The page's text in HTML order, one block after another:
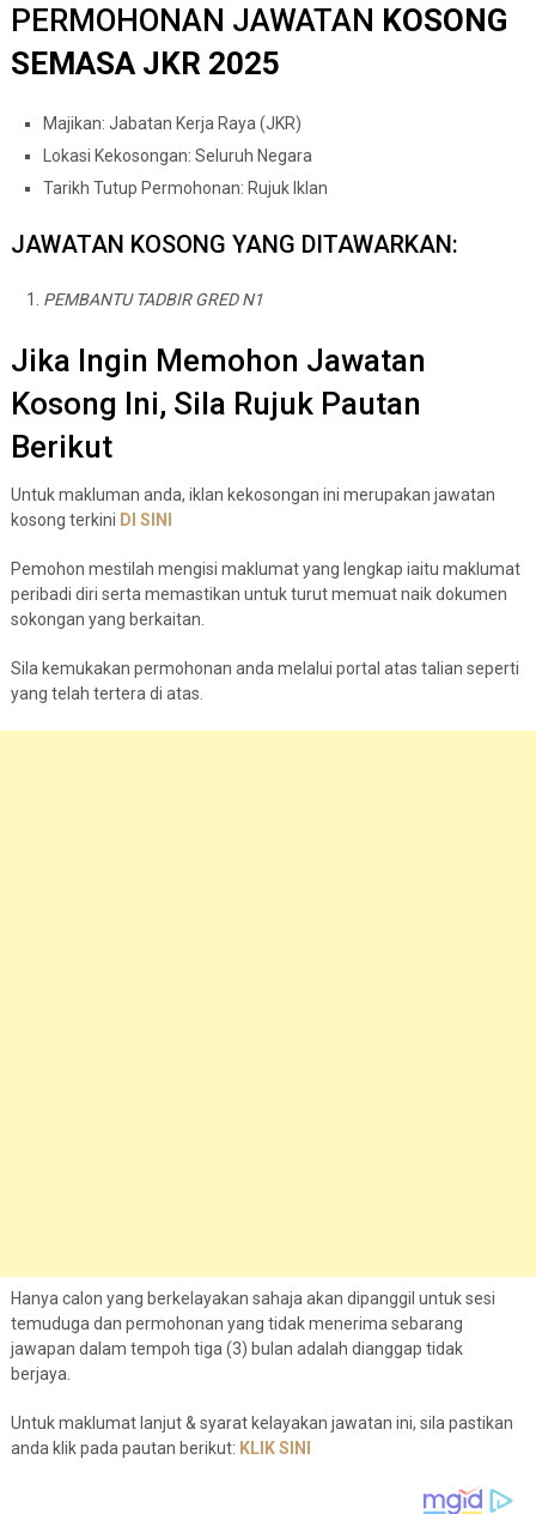
PERMOHONAN JAWATAN KOSONG
SEMASA JKR 2025
Majikan: Jabatan Kerja Raya (JKR)
Lokasi Kekosongan: Seluruh Negara
Tarikh Tutup Permohonan: Rujuk Iklan
JAWATAN KOSONG YANG DITAWARKAN:
PEMBANTU TADBIR GRED N1
Jika Ingin Memohon Jawatan
Kosong Ini, Sila Rujuk Pautan
Berikut
Untuk makluman anda, iklan kekosongan ini merupakan jawatan
kosong terkini DI S N
Pemohon mestilah mengisi maklumat yang lengkap iaitu maklumat
peribadi diri serta memastikan untuk turut memuat naik dokumen
sokongan yang berkaitan.
Sila kemukakan permohonan anda melalui portal atas talian seperti
yang telah tertera di atas.
Hanya calon yang berkelayakan sahaja akan dipanggil untuk sesi
temuduga dan permohonan yang tidak menerima sebarang
jawapan dalam tempoh tiga (3) bulan adalah dianggap tidak
berjaya.
Untuk maklumat lanjut & syarat kelayakan jawatan ini, sila pastikan
anda klik pada pautan berikut: KLIK SINI